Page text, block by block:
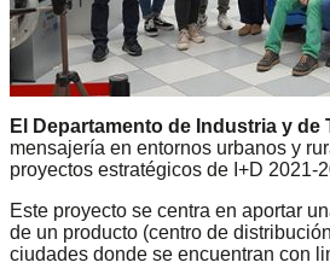
El Departamento de Industria y
mensajería en entornos urbanos y
proyectos estratégicos de I+D
Este proyecto se centra en aportar
de un producto (centro de
ciudades donde se encuentran con